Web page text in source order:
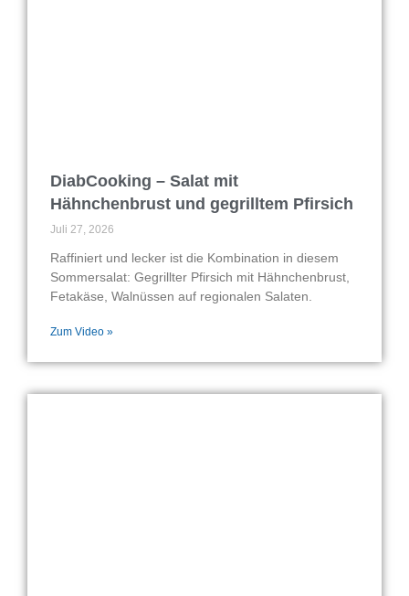
DiabCooking – Salat mit
Hähnchenbrust und gegrilltem Pfirsich
Juli 27, 2026
Raffiniert und lecker ist die Kombination in diesem
Sommersalat: Gegrillter Pfirsich mit Hähnchenbrust,
Fetakäse, Walnüssen auf regionalen Salaten.
Zum Video »